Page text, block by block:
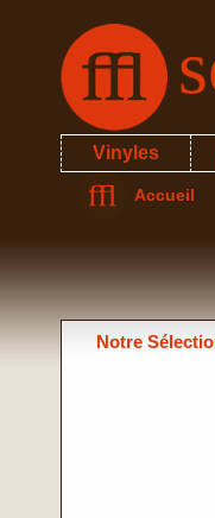
Vinyles
Accueil
Notre